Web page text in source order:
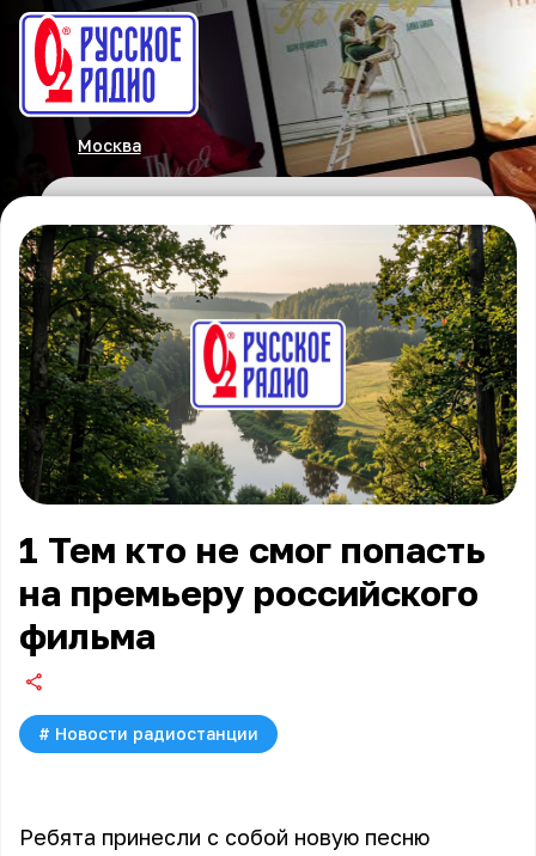
Москва
1 Тем кто не смог попасть
на премьеру российского
фильма
# Новости радиостанции
Ребята принесли с собой новую песню